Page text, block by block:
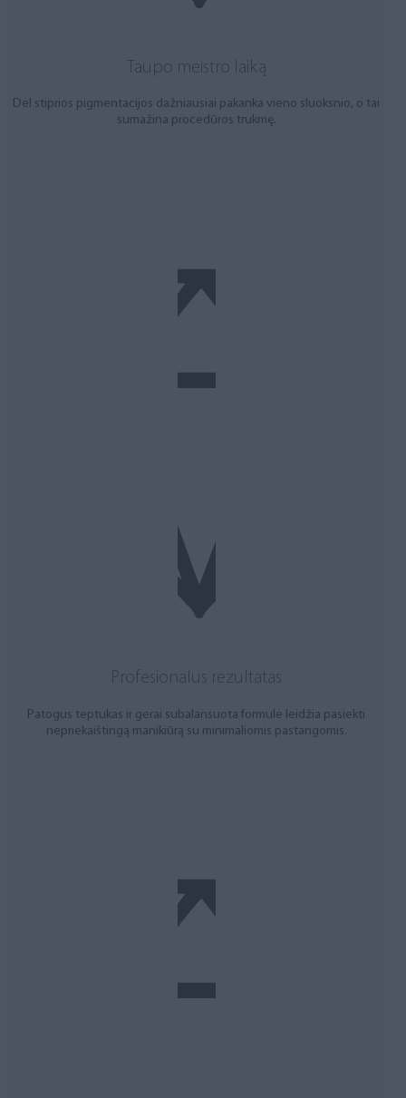
Taupo meistro laiką
Dėl stiprios pigmentacijos dažniausiai pakanka vieno sluoksnio, o tai
sumažina procedūros trukmę.
Profesionalus rezultatas
Patogus teptukas ir gerai subalansuota formulė leidžia pasiekti
nepriekaištingą manikiūrą su minimaliomis pastangomis.